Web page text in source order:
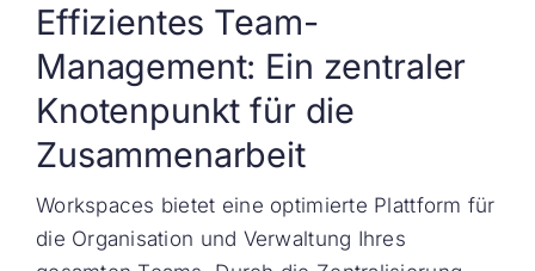
Effizientes Team-
Management: Ein zentraler
Knotenpunkt für die
Zusammenarbeit
Workspaces bietet eine optimierte Plattform für
die Organisation und Verwaltung Ihres